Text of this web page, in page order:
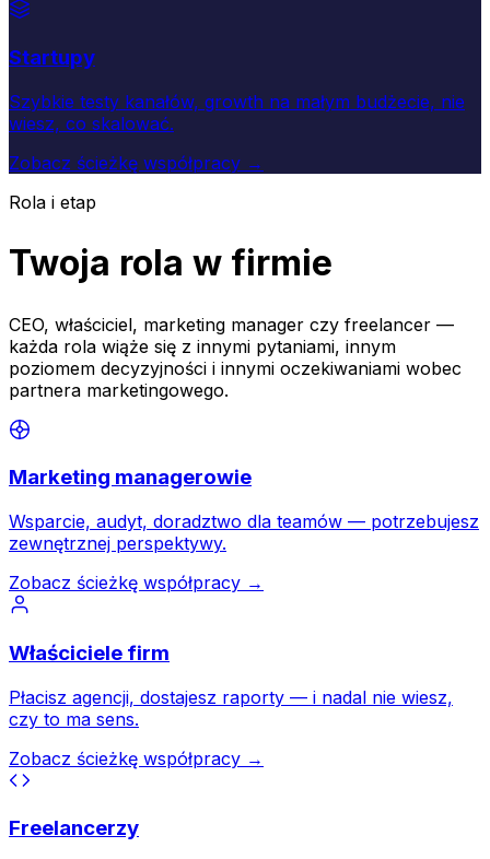
Startupy
Szybkie testy kanałów, growth na małym budżecie, nie
wiesz, co skalować.
Zobacz ścieżkę współpracy →
Rola i etap
Twoja rola w firmie
CEO, właściciel, marketing manager czy freelancer —
każda rola wiąże się z innymi pytaniami, innym
poziomem decyzyjności i innymi oczekiwaniami wobec
partnera marketingowego.
Marketing managerowie
Wsparcie, audyt, doradztwo dla teamów — potrzebujesz
zewnętrznej perspektywy.
Zobacz ścieżkę współpracy →
Właściciele firm
Płacisz agencji, dostajesz raporty — i nadal nie wiesz,
czy to ma sens.
Zobacz ścieżkę współpracy →
Freelancerzy